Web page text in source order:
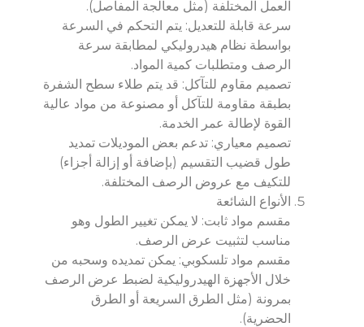
العمل المختلفة (مثل معالجة المفاصل).
سرعة قابلة للتعديل: يتم التحكم في السرعة
بواسطة نظام هيدروليكي لمطابقة سرعة
الرصف ومتطلبات كمية المواد.
تصميم مقاوم للتآكل: قد يتم طلاء سطح الشفرة
بطبقة مقاومة للتآكل أو مصنوعة من مواد عالية
القوة لإطالة عمر الخدمة.
تصميم معياري: تدعم بعض الموديلات تمديد
طول قضيب التقسيم (بإضافة أو إزالة أجزاء)
للتكيف مع عروض الرصف المختلفة.
الأنواع الشائعة
مقسم مواد ثابت: لا يمكن تغيير الطول وهو
مناسب لتثبيت عرض الرصف.
مقسم مواد تلسكوبي: يمكن تمديده وسحبه من
خلال الأجهزة الهيدروليكية لضبط عرض الرصف
بمرونة (مثل الطرق السريعة أو الطرق
الحضرية).